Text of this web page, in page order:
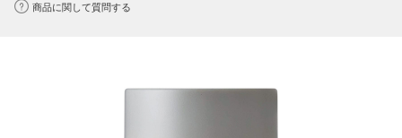
商品に関して質問する